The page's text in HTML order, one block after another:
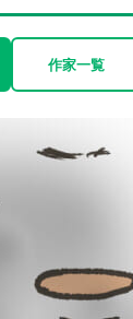
作家一覧